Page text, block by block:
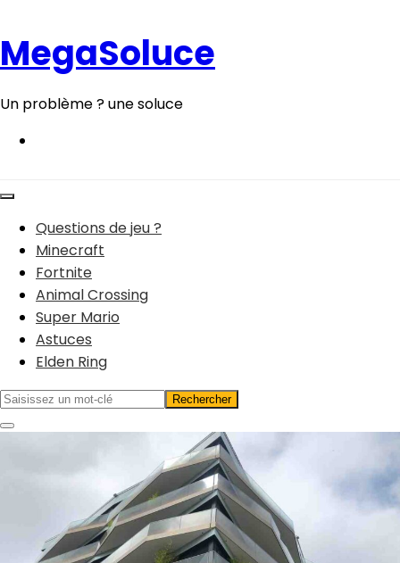
contenu
MegaSoluce
Un problème ? une soluce
Questions de jeu ?
Minecraft
Fortnite
Animal Crossing
Super Mario
Astuces
Elden Ring